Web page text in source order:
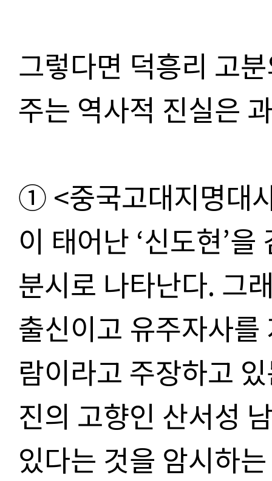
그렇다면 덕흥리 고
주는 역사적 진실은
① <중국고대지명대
이 태어난 ‘신도현’
분시로 나타난다. 그
출신이고 유주자사
람이라고 주장하고
진의 고향인 산서성
있다는 것을 암시하